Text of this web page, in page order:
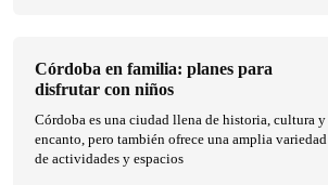
Córdoba en familia: planes para
disfrutar con niños
Córdoba es una ciudad llena de historia, cultura y
encanto, pero también ofrece una amplia variedad
de actividades y espacios